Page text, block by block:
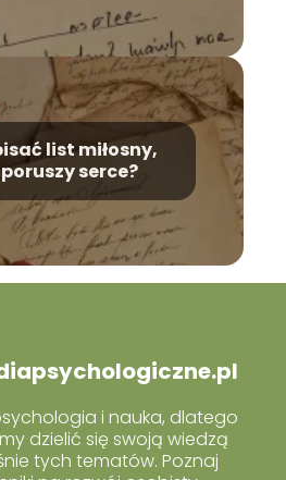
list miłosny,
serce?
i nauka, dlatego
dzielić się swoją wiedzą
tych tematów. Poznaj